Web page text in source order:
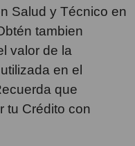
Salud y Técnico en
tambien
valor de la
en el
que
tu Crédito con